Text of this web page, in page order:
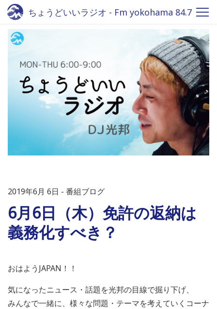
ちょうどいいラジオ - Fm yokohama 84.7
2019年6月 6日 番組ブログ
6月6日（木）免許の返納は
義務化すべき？
おはようJAPAN！！
気になったニュース・話題を光邦の目線で掘り下げ、
みんなで一緒に、様々な問題・テーマを考えていくコーナ